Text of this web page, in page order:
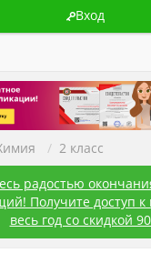
Вход
/ 2 класс
радостью
Получите доступ
весь год со скидкой